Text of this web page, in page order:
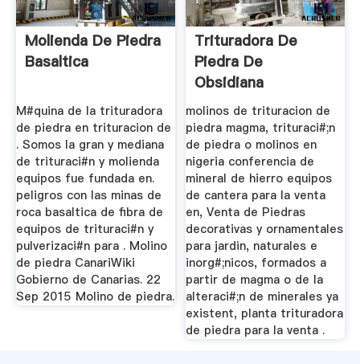
Molienda De Piedra
Basaltica
M#quina de la trituradora
de piedra en trituracion de
. Somos la gran y mediana
de trituraci#n y molienda
equipos fue fundada en.
peligros con las minas de
roca basaltica de fibra de
equipos de trituraci#n y
pulverizaci#n para . Molino
de piedra CanariWiki
Gobierno de Canarias. 22
Sep 2015 Molino de piedra.
Trituradora De
Piedra De
Obsidiana
molinos de trituracion de
piedra magma, trituraci#;n
de piedra o molinos en
nigeria conferencia de
mineral de hierro equipos
de cantera para la venta
en, Venta de Piedras
decorativas y ornamentales
para jardin, naturales e
inorg#;nicos, formados a
partir de magma o de la
alteraci#;n de minerales ya
existent, planta trituradora
de piedra para la venta .